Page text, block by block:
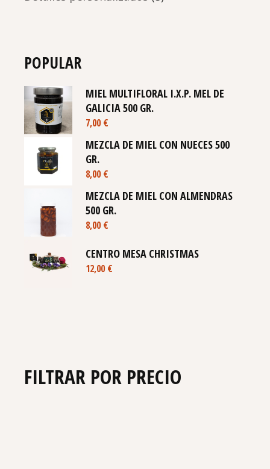
POPULAR
MIEL MULTIFLORAL I.X.P. MEL DE
GALICIA 500 GR.
7,00€
MEZCLA DE MIEL CON NUECES 500
GR.
8,00€
MEZCLA DE MIEL CON ALMENDRAS
500 GR.
8,00€
CENTRO MESA CHRISTMAS
12,00€
FILTRAR POR PRECIO